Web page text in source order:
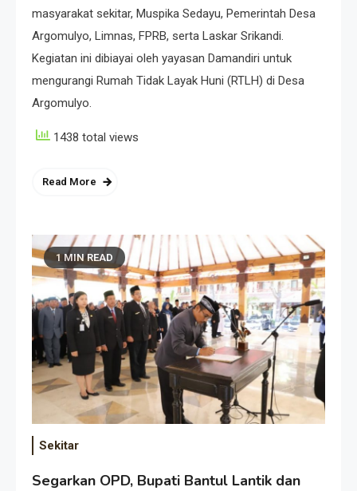
masyarakat sekitar, Muspika Sedayu, Pemerintah Desa
Argomulyo, Limnas, FPRB, serta Laskar Srikandi.
Kegiatan ini dibiayai oleh yayasan Damandiri untuk
mengurangi Rumah Tidak Layak Huni (RTLH) di Desa
Argomulyo.
1438 total views
Read More
1 MIN READ
Sekitar
Segarkan OPD, Bupati Bantul Lantik dan